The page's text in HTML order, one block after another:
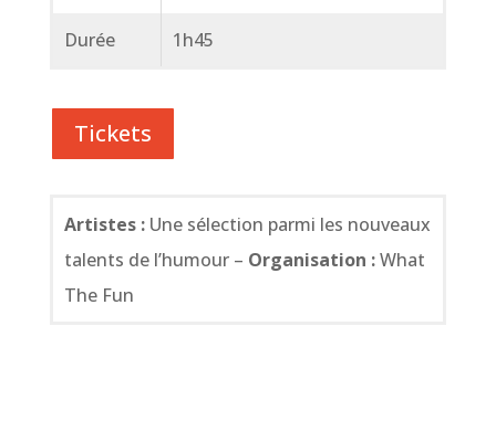
Durée 1h45
Tickets
Artistes :Une sélection parmi les nouveaux
talents de l’humour – Organisation :What
The Fun